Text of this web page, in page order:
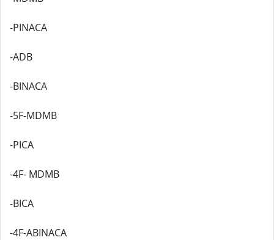
-PINACA
-ADB
-BINACA
-5F-MDMB
-PICA
-4F- MDMB
-BICA
-4F-ABINACA